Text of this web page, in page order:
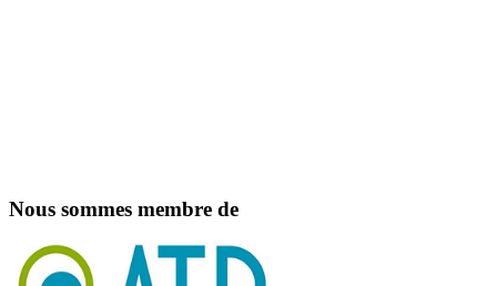
Nous sommes membre de